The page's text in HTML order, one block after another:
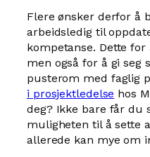
Flere ønsker derfor å
arbeidsledig til
kompetanse. Dette
men også for å gi seg
pusterom med faglig
i prosjektledelse hos
deg? Ikke bare får du
muligheten til å sette
allerede kan mye om